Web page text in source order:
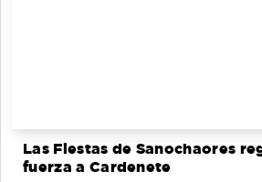
Las Fiestas de Sanochaores
fuerza a Cardenete